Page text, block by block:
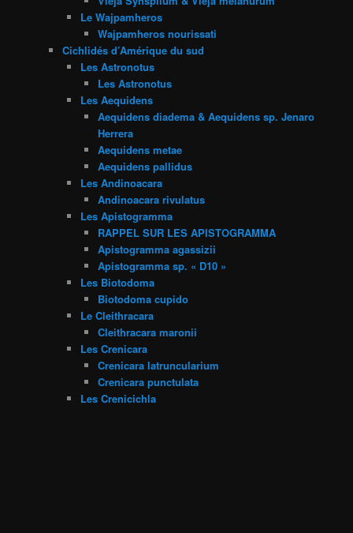
Le Wajpamheros
Wajpamheros nourissati
Cichlidés d’Amérique du sud
Les Astronotus
Les Astronotus
Les Aequidens
Aequidens diadema & Aequidens sp. Jenaro
Herrera
Aequidens metae
Aequidens pallidus
Les Andinoacara
Andinoacara rivulatus
Les Apistogramma
RAPPEL SUR LES APISTOGRAMMA
Apistogramma agassizii
Apistogramma sp. « D10 »
Les Biotodoma
Biotodoma cupido
Le Cleithracara
Cleithracara maronii
Les Crenicara
Crenicara latruncularium
Crenicara punctulata
Les Crenicichla